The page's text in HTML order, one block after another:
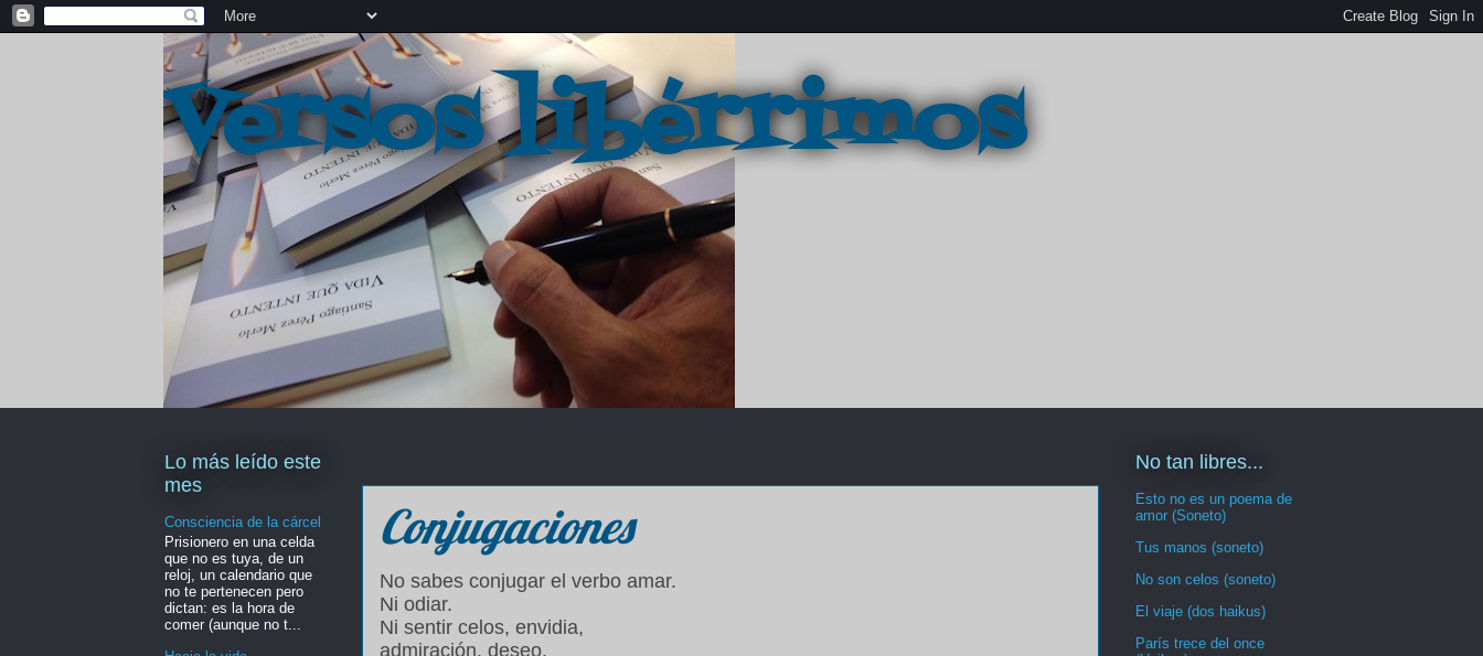
Versos libérrimos
Conjugaciones
No sabes conjugar el verbo amar.
Ni odiar.
Ni sentir celos, envidia,
admiración, deseo.
Lo más leído este
mes
Consciencia de la cárcel
Prisionero en una celda
que no es tuya, de un
reloj, un calendario que
no te pertenecen pero
dictan: es la hora de
comer (aunque no t...
No tan libres...
Esto no es un poema de
amor (Soneto)
Tus manos (soneto)
No son celos (soneto)
El viaje (dos haikus)
París trece del once